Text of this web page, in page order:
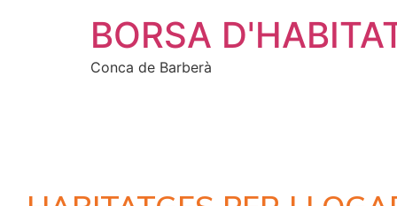
BORSA
Conca de Barberà